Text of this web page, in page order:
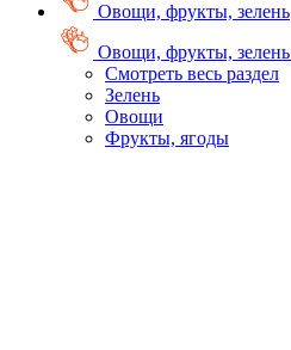
Овощи, фрукты, зелень
Овощи, фрукты, зелень
Смотреть весь раздел
Зелень
Овощи
Фрукты, ягоды